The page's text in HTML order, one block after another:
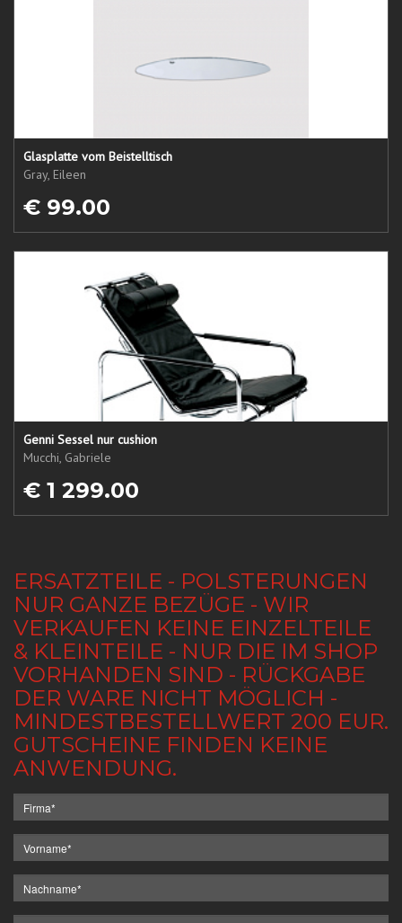
Glasplatte vom Beistelltisch
Gray, Eileen
€ 99.00
Genni Sessel nur cushion
Mucchi, Gabriele
€ 1 299.00
ERSATZTEILE - POLSTERUNGEN
NUR GANZE BEZÜGE - WIR
VERKAUFEN KEINE EINZELTEILE
& KLEINTEILE - NUR DIE IM SHOP
VORHANDEN SIND - RÜCKGABE
DER WARE NICHT MÖGLICH -
MINDESTBESTELLWERT 200 EUR.
GUTSCHEINE FINDEN KEINE
ANWENDUNG.